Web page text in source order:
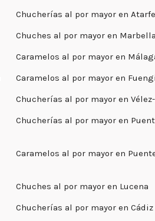
Chucherías al por mayor en Atarfe
Chuches al por mayor en Marbella
Caramelos al por mayor en
Caramelos al por mayor en
Chucherías al por mayor en
Chucherías al por mayor en
Caramelos al por mayor en
Chuches al por mayor en Lucena
Chucherías al por mayor en Cádiz